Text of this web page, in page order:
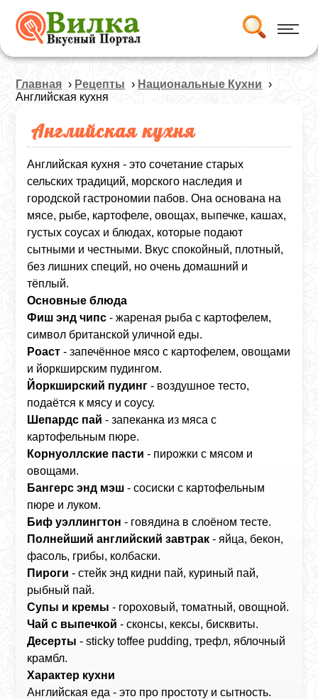
Главная › Рецепты › Национальные Кухни ›
Английская кухня
Английская кухня
Английская кухня - это сочетание старых
сельских традиций, морского наследия и
городской гастрономии пабов. Она основана на
мясе, рыбе, картофеле, овощах, выпечке, кашах,
густых соусах и блюдах, которые подают
сытными и честными. Вкус спокойный, плотный,
без лишних специй, но очень домашний и
тёплый.
Основные блюда
Фиш энд чипс - жареная рыба с картофелем,
символ британской уличной еды.
Роаст - запечённое мясо с картофелем, овощами
и йоркширским пудингом.
Йоркширский пудинг - воздушное тесто,
подаётся к мясу и соусу.
Шепардс пай - запеканка из мяса с
картофельным пюре.
Корнуоллские пасти - пирожки с мясом и
овощами.
Бангерс энд мэш - сосиски с картофельным
пюре и луком.
Биф уэллингтон - говядина в слоёном тесте.
Полнейший английский завтрак - яйца, бекон,
фасоль, грибы, колбаски.
Пироги - стейк энд кидни пай, куриный пай,
рыбный пай.
Супы и кремы - гороховый, томатный, овощной.
Чай с выпечкой - сконсы, кексы, бисквиты.
Десерты - sticky toffee pudding, трефл, яблочный
крамбл.
Характер кухни
Английская еда - это про простоту и сытность.